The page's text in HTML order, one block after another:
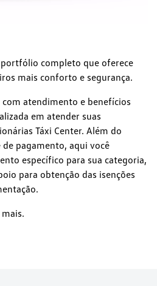
completo que oferece
mais conforto e segurança.
atendimento e benefícios
em atender suas
Táxi Center. Além do
pagamento, aqui você
específico para sua categoria,
para obtenção das isenções